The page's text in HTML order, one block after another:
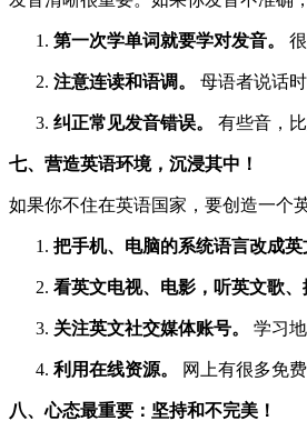
第一次学单词就要学对发音。
注意连读和语调。 母语者说话
纠正常见发音错误。 有些音，
七、营造英语环境，沉浸其中！
如果你不住在英语国家，要创造一个
把手机、电脑的系统语言改成英
看英文电视、电影，听英文歌、
关注英文社交媒体账号。 学习
利用在线资源。 网上有很多免
八、心态最重要：坚持和不完美！